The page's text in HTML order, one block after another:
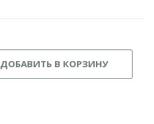
ДОБАВИТЬ В КОРЗИНУ